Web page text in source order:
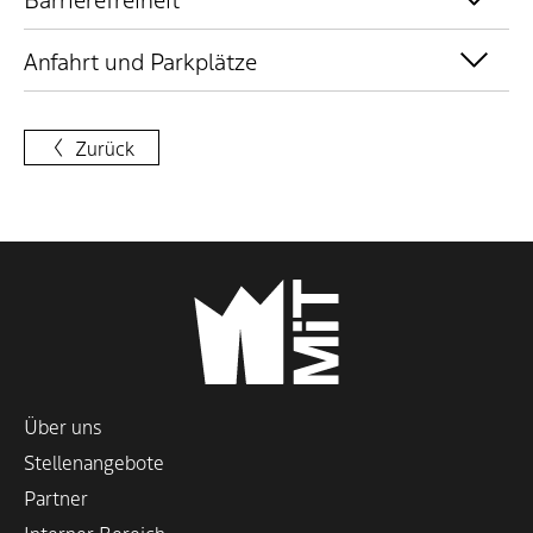
Anfahrt und Parkplätze
Zurück
Über uns
Stellenangebote
Partner